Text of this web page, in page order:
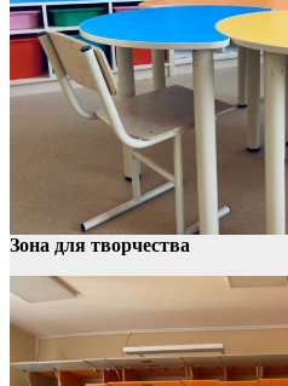
Зона для творчества